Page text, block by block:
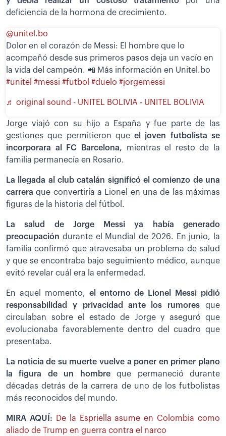
deficiencia de la hormona de crecimiento.
@unitel.bo
Dolor en el corazón de Messi: El hombre que lo
acompañó desde sus primeros pasos deja un vacío en
la vida del campeón. 📲 Más información en Unitel.bo
#unitel #messi #futbol #duelo #jorgemessi
♬ original sound - UNITEL BOLIVIA - UNITEL BOLIVIA
Jorge viajó con su hijo a España y fue parte de las
gestiones que permitieron queel joven futbolista se
incorporara al FC Barcelona, mientras el resto de la
familia permanecía en Rosario.
La llegada al club catalán significó el comienzo de una
carreraque convertiría a Lionel en una de las máximas
figuras de la historia del fútbol.
La salud de Jorge Messi ya había generado
preocupación durante el Mundial de 2026. En junio, la
familia confirmó que atravesaba un problema de salud
y que se encontraba bajo seguimiento médico, aunque
evitó revelar cuál era la enfermedad.
En aquel momento, el entorno de Lionel Messi pidió
responsabilidad y privacidad ante los rumores que
circulaban sobre el estado de Jorge y aseguró que
evolucionaba favorablemente dentro del cuadro que
presentaba.
La noticia de su muerte vuelve a poner en primer plano
la figura de un hombreque permaneció durante
décadas detrás de la carrera de uno de los futbolistas
más reconocidos del mundo.
MIRA AQUÍ:
De la Espriella asume en Colombia como
aliado de Trump en guerra contra el narco